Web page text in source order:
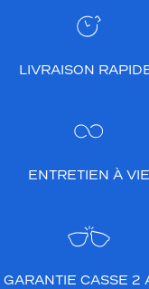
LIVRAISON
ENTRETIEN À VIE
GARANTIE CASSE 2